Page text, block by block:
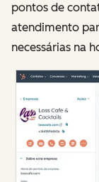
pontos de
atendimento
necessárias na